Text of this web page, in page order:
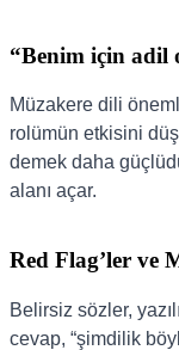
“Benim için adil
Müzakere dili
rolümün etkisini
demek daha
alanı açar.
Red Flag’ler ve
Belirsiz sözler,
cevap, “şimdilik